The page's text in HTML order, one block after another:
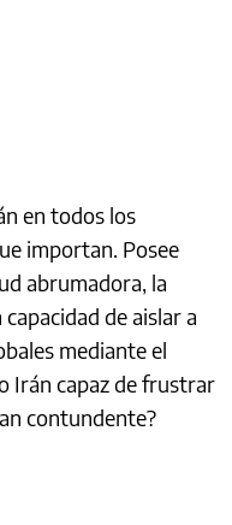
en todos los
importan. Posee
abrumadora, la
de aislar a
mediante el
Irán capaz de frustrar
contundente?